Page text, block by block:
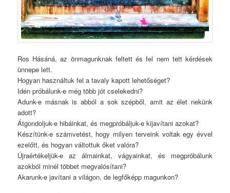
Ros Hásáná, az önmagunknak feltett és fel nem tett kérdések
ünnepe lett.
Hogyan használtuk fel a tavaly kapott lehetőséget?
Idén próbálunk-e még több jót cselekedni?
Adunk-e másnak is abból a sok szépből, amit az élet nekünk
adott?
Átgondoljuk-e hibáinkat, és megpróbáljuk-e kijavítani azokat?
Készítünk-e számvetést, hogy milyen terveink voltak egy évvel
ezelőtt, és hogyan váltottuk őket valóra?
Újraértékeljük-e az álmainkat, vágyainkat, és megpróbálunk
azokból minél többet megvalósítani?
Akarunk-e javítani a világon, de legfőképp magunkon?